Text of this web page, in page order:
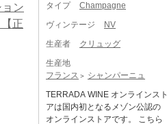
ドシックの中でもひと際豪華な
シャンパーニュを生み出してい
ィンテージを、メゾンの歴史的
な白亜質セラーで長い歳月をか
けて熟成させた特別な1本です。
フルーツ、ヘーゼルナッツ、
栗、スパイスの複雑な香りが幾
潮の流れ、船が通ったり風が吹
く環境が変わります。繊細なボ
トルを守り、なおかつ波動によ
の注意を払い梱包して海底にて
熟成をしました。そんな海底の
特別な環境で熟成されたため、
通常のワインにはない独特の風
味や香りが楽しめます。 海底熟
いるクローン・セレクションで
はなく、マサル・セレクション
で、時間をかけて優良な株を選
定。それを苗木として使用する
方法)にこだわっています。ロド
ではない」と語ります。代々ペ
テルス家が守ってきた「様々な
特徴を持つシャルドネ種」を引
く、レモンのコンフィに加えて
アーモンドやブリオッシュが溶
け込むフレーバーが口内を満た
す。キュイのシャルドネが持つ
鋼の切れ味がはっきりと表現さ
ンパーニュ」。 ■テクニカル情報
■ ブドウ品種：シャルドネ 100%
醸造においては、クラシカルな
手法を用い、多くのキュヴェで
樽発酵を行っております。 ル・
メニル・シュール・オジェ村の
ため、しっかりとしたミネラル
感とシャープな酸が特徴的で
す。アンドレ・ロベールのシャ
ンパーニュも、石灰質由来の硬
質なミネラルと、フレッシュな
成長した。 現在は2012年からワ
イン造りに携わっているアドリ
ている。彼は21歳という若さで
両親からワイナリーを引き継
ぎ、情熱を持った職人気質の友
ウを学び、独学で自分のやり方
を見つけていった。こうした知
見から導き出された彼のフィロ
は、シャルドネの銘醸地ル・メ
シャンパーニュを造り続けてい
るレコルタン・マニピュランで
あるアンドレ・ロベールが畑を
相続したことでワイナリーが始
まります。パーカー5つ星生産者
「アラン・ロベール」とは親戚
関係であり、現在のオーナーで
ン
正
タイプ
Champagne
ヴィンテージ
NV
生産者
クリュッグ
生産地
フランス
シャンパーニュ
TERRADA WINE オンラインスト
アは国内初となるメゾン公認の
オンラインストアです。 こちら